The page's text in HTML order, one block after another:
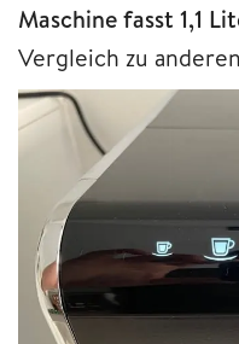
Maschine fasst 1,1
Vergleich zu